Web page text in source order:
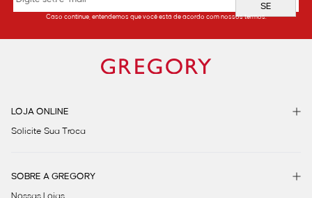
SE
Caso continue, entendemos que você está de acordo com nossos termos.
LOJA ONLINE
Solicite Sua Troca
SOBRE A GREGORY